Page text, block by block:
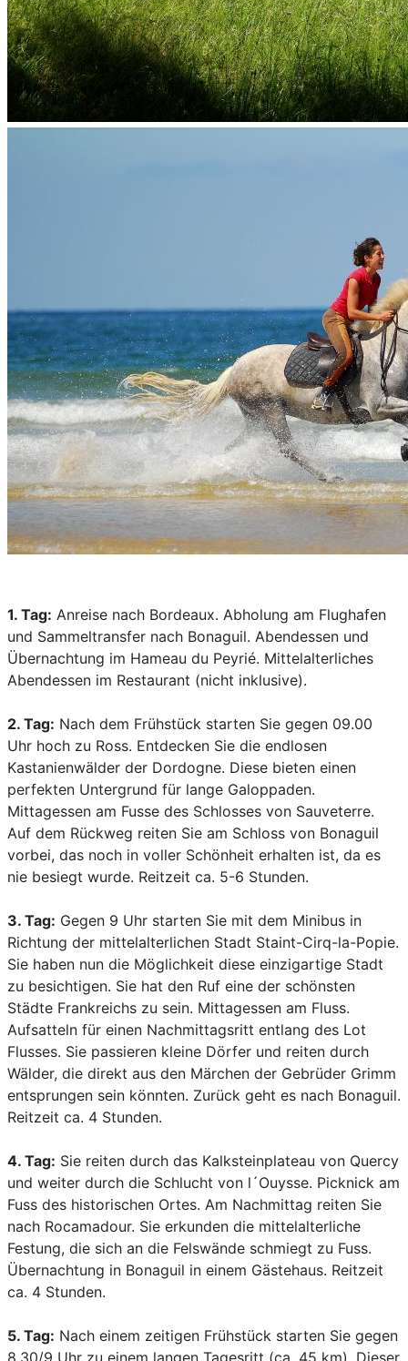
1. Tag: Anreise nach Bordeaux. Abholung am Flughafen
und Sammeltransfer nach Bonaguil. Abendessen und
Übernachtung im Hameau du Peyrié. Mittelalterliches
Abendessen im Restaurant (nicht inklusive).
2. Tag: Nach dem Frühstück starten Sie gegen 09.00
Uhr hoch zu Ross. Entdecken Sie die endlosen
Kastanienwälder der Dordogne. Diese bieten einen
perfekten Untergrund für lange Galoppaden.
Mittagessen am Fusse des Schlosses von Sauveterre.
Auf dem Rückweg reiten Sie am Schloss von Bonaguil
vorbei, das noch in voller Schönheit erhalten ist, da es
nie besiegt wurde. Reitzeit ca. 5-6 Stunden.
3. Tag: Gegen 9 Uhr starten Sie mit dem Minibus in
Richtung der mittelalterlichen Stadt Staint-Cirq-la-Popie.
Sie haben nun die Möglichkeit diese einzigartige Stadt
zu besichtigen. Sie hat den Ruf eine der schönsten
Städte Frankreichs zu sein. Mittagessen am Fluss.
Aufsatteln für einen Nachmittagsritt entlang des Lot
Flusses. Sie passieren kleine Dörfer und reiten durch
Wälder, die direkt aus den Märchen der Gebrüder Grimm
entsprungen sein könnten. Zurück geht es nach Bonaguil.
Reitzeit ca. 4 Stunden.
4. Tag: Sie reiten durch das Kalksteinplateau von Quercy
und weiter durch die Schlucht von l´Ouysse. Picknick am
Fuss des historischen Ortes. Am Nachmittag reiten Sie
nach Rocamadour. Sie erkunden die mittelalterliche
Festung, die sich an die Felswände schmiegt zu Fuss.
Übernachtung in Bonaguil in einem Gästehaus. Reitzeit
ca. 4 Stunden.
5. Tag: Nach einem zeitigen Frühstück starten Sie gegen